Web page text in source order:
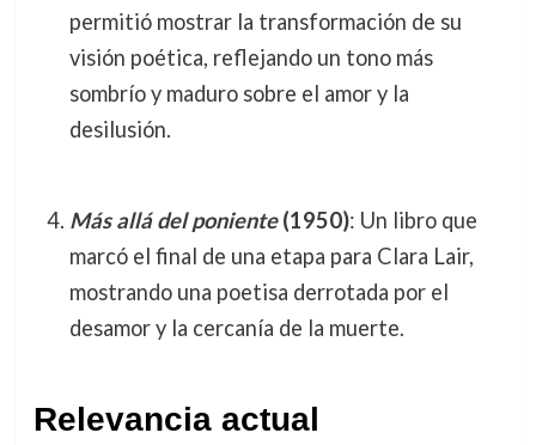
permitió mostrar la transformación de su
visión poética, reflejando un tono más
sombrío y maduro sobre el amor y la
desilusión.
Más allá del poniente(1950): Un libro que
marcó el final de una etapa para Clara Lair,
mostrando una poetisa derrotada por el
desamor y la cercanía de la muerte.
Relevancia actual